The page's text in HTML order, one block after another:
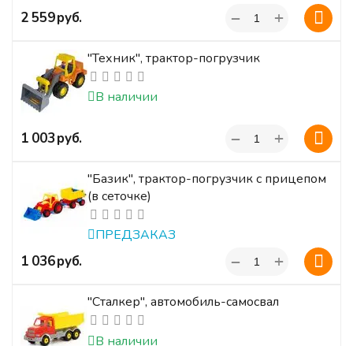
‍2 559‍руб. +
−
"Техник", трактор-погрузчик
В наличии
‍1 003‍руб. +
−
"Базик", трактор-погрузчик с прицепом
(в сеточке)
ПРЕДЗАКАЗ
‍1 036‍руб. +
−
"Сталкер", автомобиль-самосвал
В наличии